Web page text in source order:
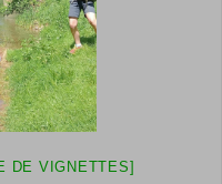
DE VIGNETTES]